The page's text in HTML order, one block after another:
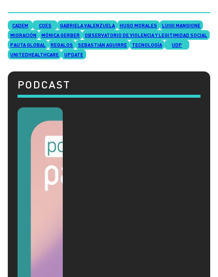
CADEM COES GABRIELA VALENZUELA HUGO MORALES
LUIGI MANGIONE
MIGRACIÓN
MÓNICA GERBER
OBSERVATORIO DE VIOLENCIA Y LEGITIMIDAD SOCIAL
PAUTA GLOBAL
REGALOS SEBASTIÁN AGUIRRE TECNOLOGÍA
UDP
UNITEDHEALTHCARE
UPDATE
PODCAST